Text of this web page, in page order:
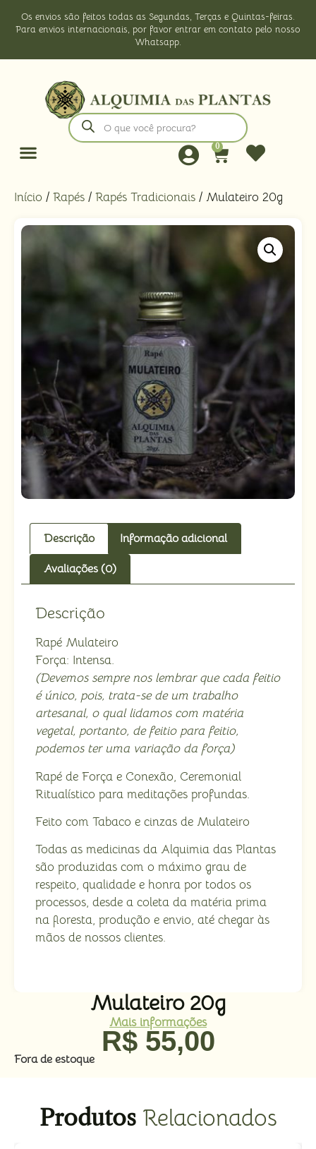
Os envios são feitos todas as Segundas, Terças e Quintas-feiras.
Para envios internacionais, por favor entrar em contato pelo nosso
Whatsapp.
0
Início / Rapés / Rapés Tradicionais / Mulateiro 20g
Descrição Informação adicional
Avaliações (0)
Descrição
Rapé Mulateiro
Força: Intensa.
(Devemos sempre nos lembrar que cada feitio
é único, pois, trata-se de um trabalho
artesanal, o qual lidamos com matéria
vegetal, portanto, de feitio para feitio,
podemos ter uma variação da força)
Rapé de Força e Conexão, Ceremonial
Ritualístico para meditações profundas.
Feito com Tabaco e cinzas de Mulateiro
Todas as medicinas da Alquimia das Plantas
são produzidas com o máximo grau de
respeito, qualidade e honra por todos os
processos, desde a coleta da matéria prima
na floresta, produção e envio, até chegar às
mãos de nossos clientes.
Mulateiro 20g
Mais informações
R$55,00
Fora de estoque
Produtos Relacionados